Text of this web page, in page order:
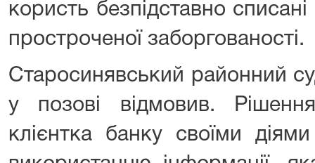
користь безпідставно
простроченої заборгованості.
Старосинявський районний
у позові відмовив.
клієнтка банку своїми